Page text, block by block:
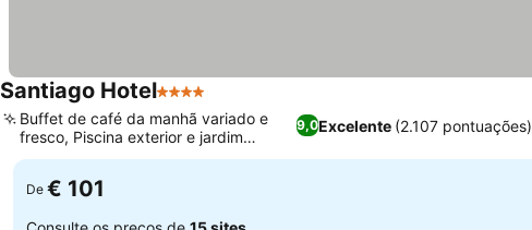
Santiago Hotel4 Estrelas
9,0Excelente (2.107 pontuações)
Buffet de café da manhã variado e
fresco, Piscina exterior e jardim
convidativos
De € 101